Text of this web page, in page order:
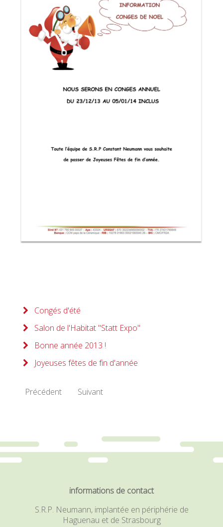
Congés d'été
Salon de l'Habitat "Statt Expo"
Bonne année 2013 !
Joyeuses fêtes de fin d'année
Précédent Suivant
informations de contact
S.R.P. Neumann, implantée en périphérie de
Haguenau et de Strasbourg